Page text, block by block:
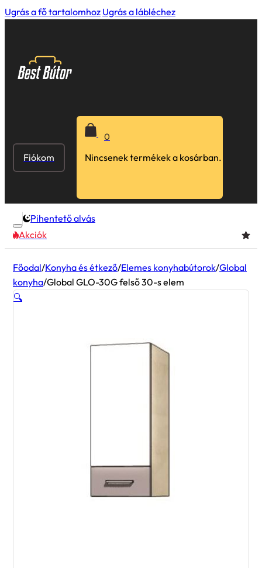
Ugrás a fő tartalomhoz Ugrás a lábléchez
Fiókom
0
Nincsenek termékek a kosárban.
Pihentető alvás
Akciók
Főodal/Konyha és étkező/Elemes konyhabútorok/Global
konyha/Global GLO-30G felső 30-s elem
🔍